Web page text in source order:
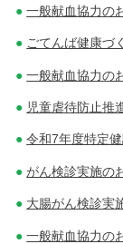
一般献血協力の
ごてんば健康づ
一般献血協力の
児童虐待防止推
令和7年度特定
がん検診実施の
大腸がん検診実
一般献血協力の